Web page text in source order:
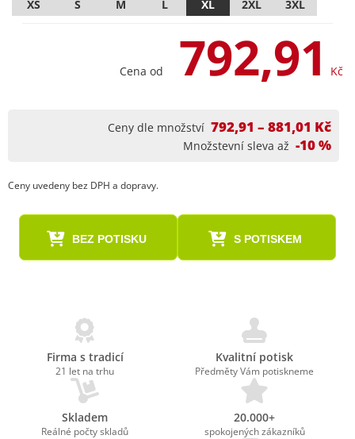
XS S M L XL 2XL 3XL
Cena od 792,91 Kč
Ceny dle množství 792,91 – 881,01 Kč
Množstevní sleva až -10 %
Ceny uvedeny bez DPH a dopravy.
BEZ POTISKU S POTISKEM
Firma s tradicí
21 let na trhu
Kvalitní potisk
Předměty Vám potiskneme
Skladem
Reálné počty skladů
20.000+
spokojených zákazníků